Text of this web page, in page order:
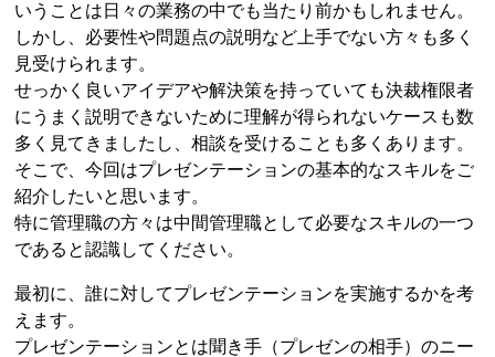
いうことは日々の業務の中でも当たり前かもしれません。
しかし、必要性や問題点の説明など上手でない方々も多く
見受けられます。
せっかく良いアイデアや解決策を持っていても決裁権限者
にうまく説明できないために理解が得られないケースも数
多く見てきましたし、相談を受けることも多くあります。
そこで、今回はプレゼンテーションの基本的なスキルをご
紹介したいと思います。
特に管理職の方々は中間管理職として必要なスキルの一つ
であると認識してください。
最初に、誰に対してプレゼンテーションを実施するかを考
えます。
プレゼンテーションとは聞き手（プレゼンの相手）のニー